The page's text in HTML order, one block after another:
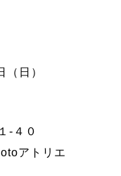
（日）
-４０
アトリエ